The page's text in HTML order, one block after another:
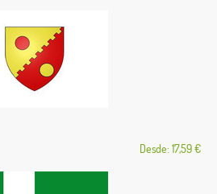
Desde: 17,59 €